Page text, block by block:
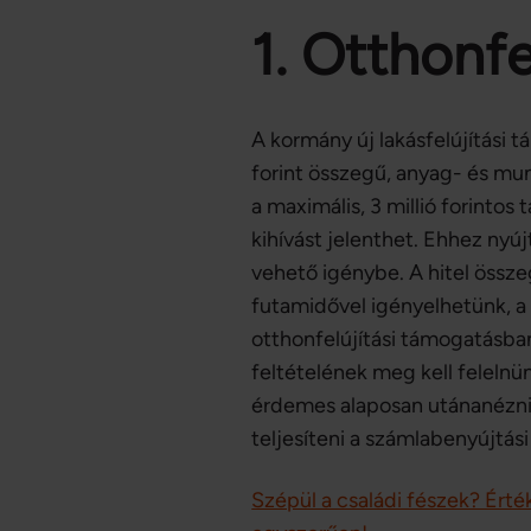
1.
A kormány új lakásfelújítási
forint összegű, anyag- és
a maximális, 3 millió forintos
kihívást jelenthet. Ehhez
vehető igénybe. A hitel
futamidővel igényelhetünk,
otthonfelújítási
feltételének meg kell
érdemes alaposan
teljesíteni a
Szépül a családi fészek?